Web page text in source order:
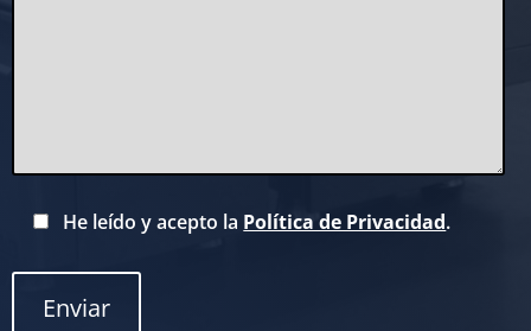
He leído y acepto la Política de Privacidad.
Enviar